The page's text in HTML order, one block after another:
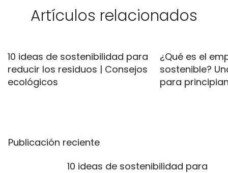
Artículos relacionados
10 ideas de sostenibilidad para
reducir los residuos | Consejos
ecológicos
¿Qué es el
sostenible?
para
Publicación reciente
10 ideas de sostenibilidad para